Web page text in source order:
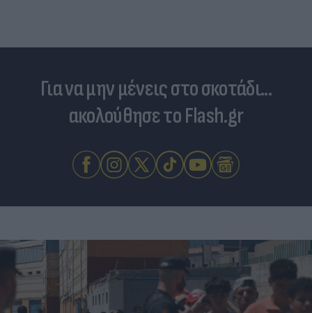
Για να μην μένεις στο σκοτάδι...
ακολούθησε το Flash.gr